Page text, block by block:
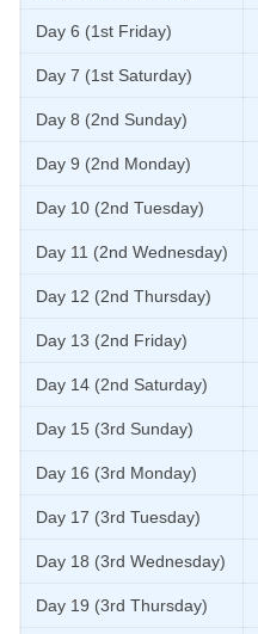
Day 6 (1st Friday)
Day 7 (1st Saturday)
Day 8 (2nd Sunday)
Day 9 (2nd Monday)
Day 10 (2nd Tuesday)
Day 11 (2nd Wednesday)
Day 12 (2nd Thursday)
Day 13 (2nd Friday)
Day 14 (2nd Saturday)
Day 15 (3rd Sunday)
Day 16 (3rd Monday)
Day 17 (3rd Tuesday)
Day 18 (3rd Wednesday)
Day 19 (3rd Thursday)